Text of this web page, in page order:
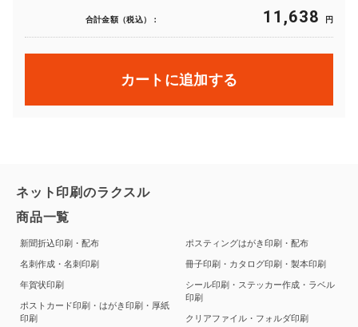
合計金額（税込）： 11,638 円
カートに追加する
ネット印刷のラクスル
商品一覧
新聞折込印刷・配布
名刺作成・名刺印刷
年賀状印刷
ポストカード印刷・はがき印刷・厚紙
印刷
ポスティングはがき印刷・配布
冊子印刷・カタログ印刷・製本印刷
シール印刷・ステッカー作成・ラベル
印刷
クリアファイル・フォルダ印刷